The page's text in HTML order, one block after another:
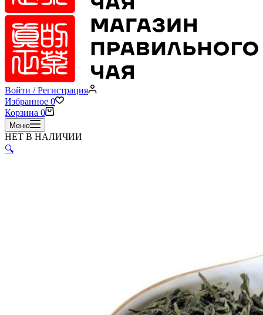
Войти / Регистрация
Избранное 0
Корзина 0
Меню
НЕТ В НАЛИЧИИ
🔍